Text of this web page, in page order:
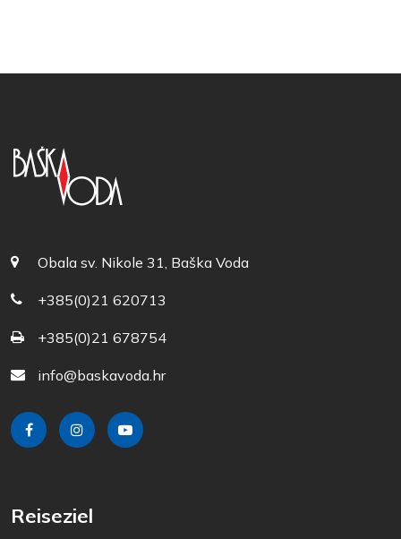
Obala sv. Nikole 31, Baška Voda
+385(0)21 620713
+385(0)21 678754
info@baskavoda.hr
Reiseziel